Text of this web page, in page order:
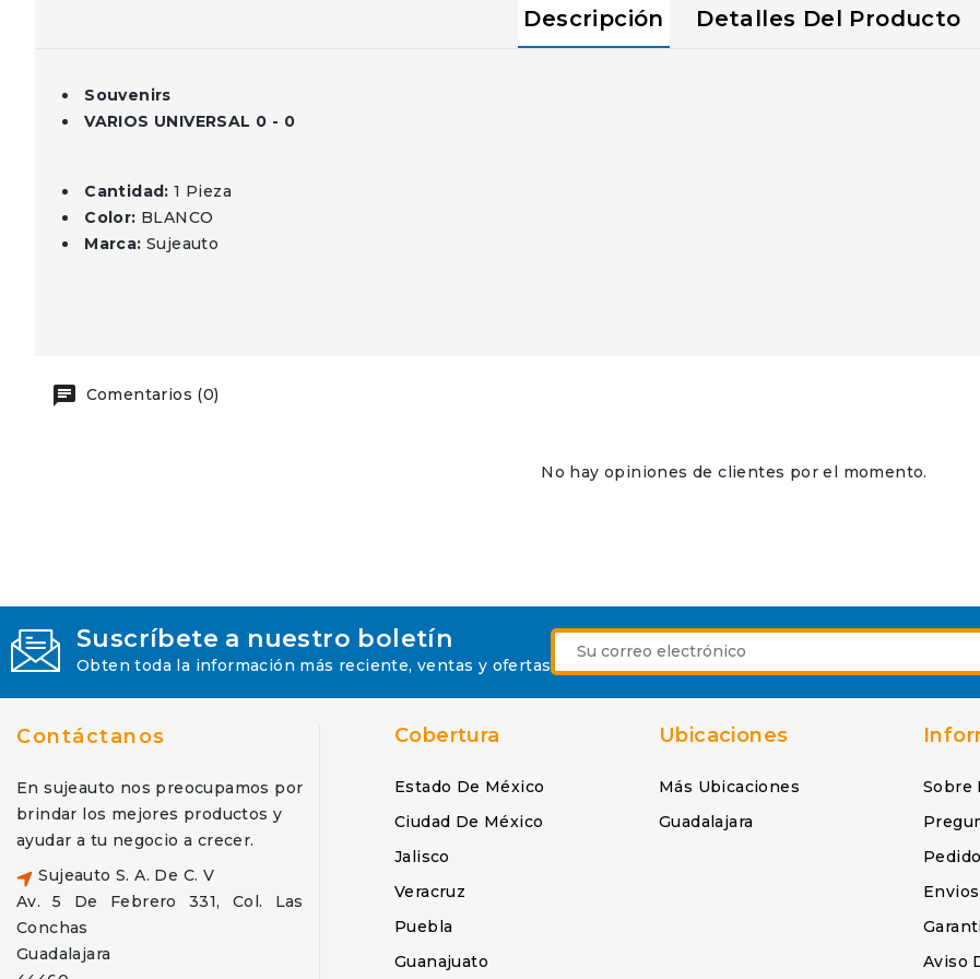
Descripción Detalles Del Producto
Souvenirs
VARIOS UNIVERSAL 0 - 0
Cantidad: 1 Pieza
Color: BLANCO
Marca: Sujeauto
Comentarios (0)
No hay opiniones de clientes por el momento.
Suscríbete a nuestro boletín
Obten toda la información más reciente, ventas y ofertas
Contáctanos
En sujeauto nos preocupamos por
brindar los mejores productos y
ayudar a tu negocio a crecer.
Sujeauto S. A. De C. V
Av. 5 De Febrero 331, Col. Las
Conchas
Guadalajara
Cobertura
Estado De México
Ciudad De México
Jalisco
Veracruz
Puebla
Guanajuato
Ubicaciones
Más Ubicaciones
Guadalajara
Sobre
Envios
Aviso